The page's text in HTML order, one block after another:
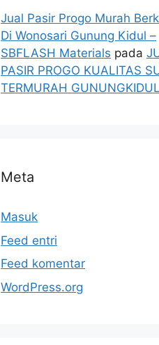
Jual Pasir Progo Murah
Di Wonosari Gunung Kidul –
SBFLASH Materials pada
PASIR PROGO KUALITAS
TERMURAH GUNUNGKIDUL
Meta
Masuk
Feed entri
Feed komentar
WordPress.org